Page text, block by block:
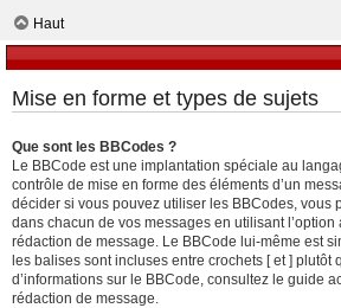
Haut
Mise en forme et types de sujets
Que sont les BBCodes ?
Le BBCode est une implantation spéciale au
contrôle de mise en forme des éléments d’un
décider si vous pouvez utiliser les BBCodes, vous
dans chacun de vos messages en utilisant
rédaction de message. Le BBCode lui-même est
les balises sont incluses entre crochets [ et ] plutôt
d’informations sur le BBCode, consultez le guide
rédaction de message.